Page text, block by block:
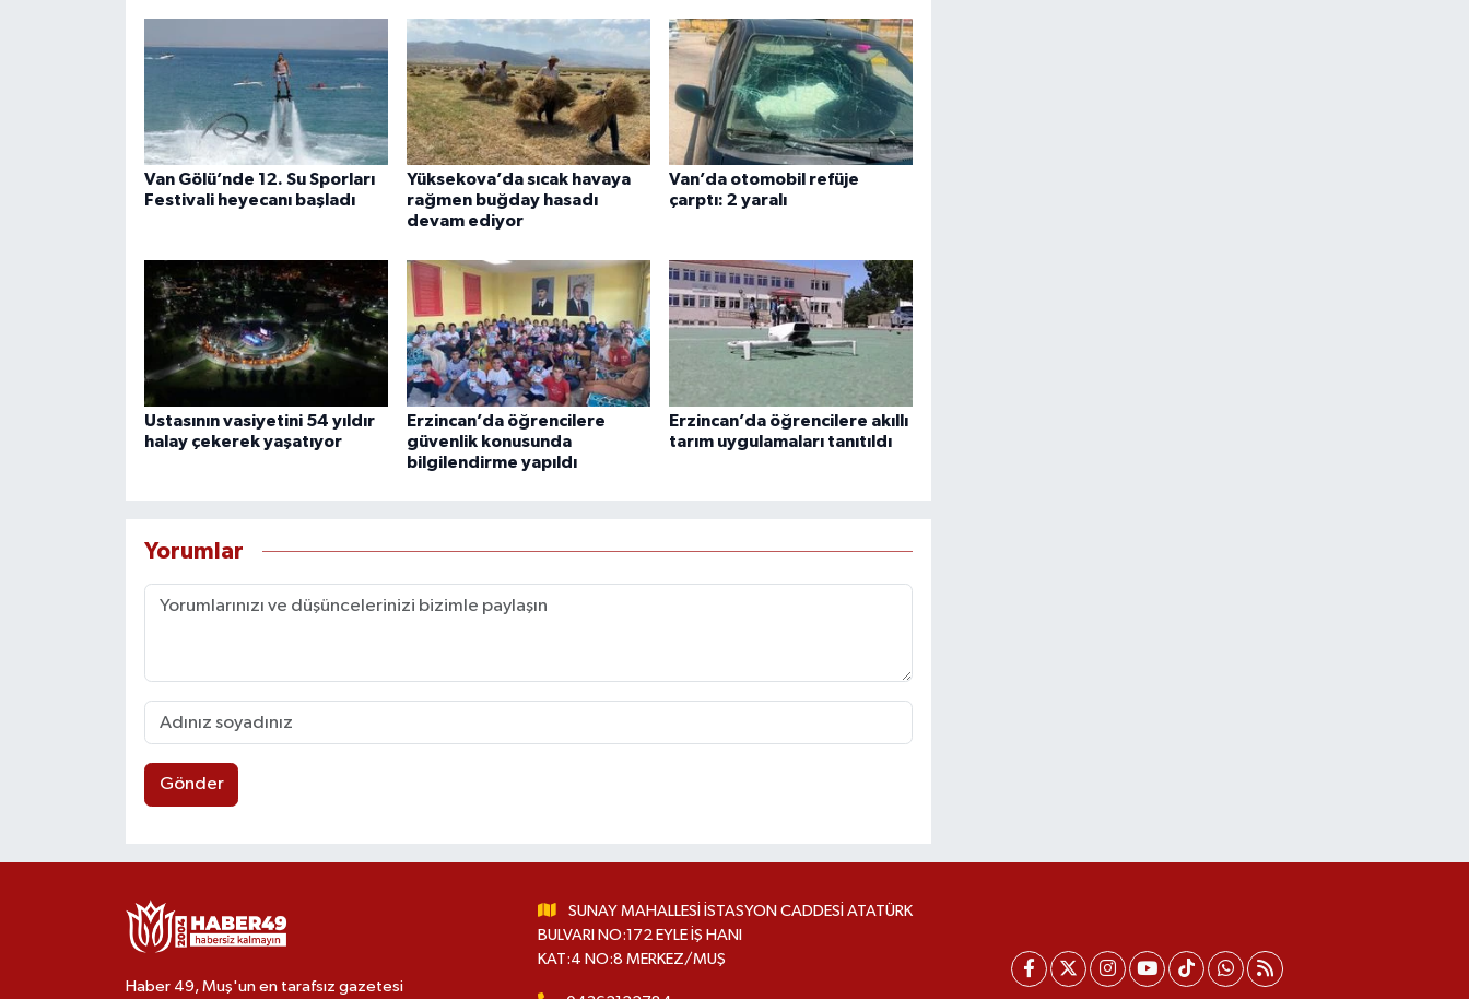
Van Gölü’nde 12. Su Sporları
Festivali heyecanı başladı
Yüksekova’da sıcak havaya
rağmen buğday hasadı
devam ediyor
Van’da otomobil refüje
çarptı: 2 yaralı
Ustasının vasiyetini 54 yıldır
halay çekerek yaşatıyor
Erzincan’da öğrencilere
güvenlik konusunda
bilgilendirme yapıldı
Erzincan’da öğrencilere akıllı
tarım uygulamaları tanıtıldı
Yorumlar
Gönder
Haber 49, Muş'un en tarafsız gazetesi
SUNAY MAHALLESİ İSTASYON CADDESİ ATATÜRK
BULVARI NO:172 EYLE İŞ HANI
KAT:4 NO:8 MERKEZ/MUŞ